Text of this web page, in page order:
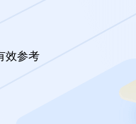
效参考